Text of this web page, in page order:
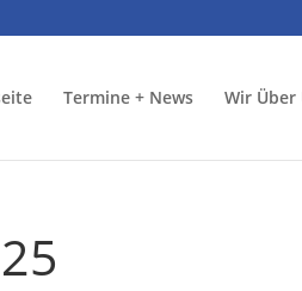
Termine + News Wir Über